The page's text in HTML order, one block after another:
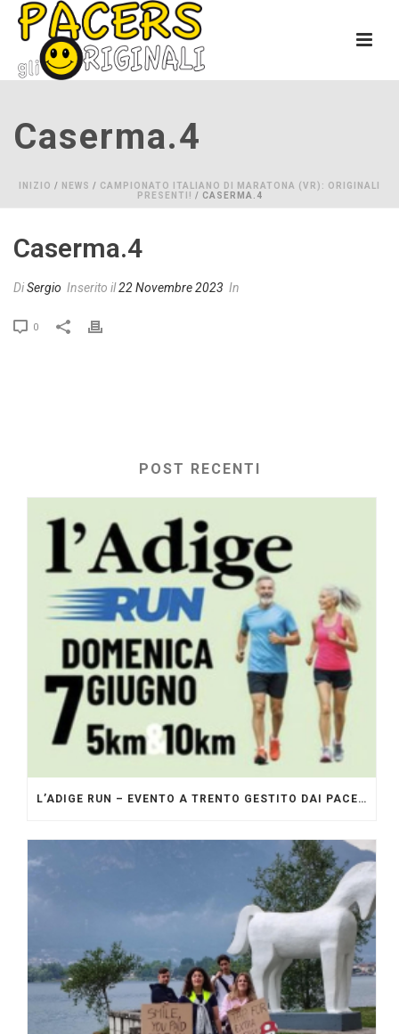
Caserma.4
INIZIO / NEWS / CAMPIONATO ITALIANO DI MARATONA (VR): ORIGINALI
PRESENTI! / CASERMA.4
Caserma.4
DiSergio Inserito il22 Novembre 2023 In
0
POST RECENTI
L’ADIGE RUN – EVENTO A TRENTO GESTITO DAI PACERS GLI ORIGINALI